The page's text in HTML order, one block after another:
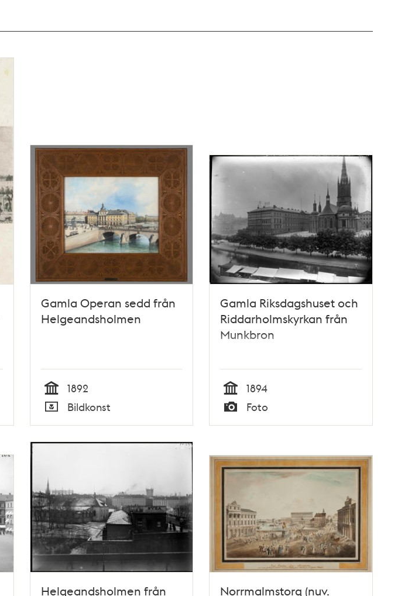
Gamla Operan sedd från
Helgeandsholmen
Tid
1892
Typ
Bildkonst
Gamla Riksdagshuset och
Riddarholmskyrkan från
Munkbron
Tid
1894
Typ
Foto
Helgeandsholmen från Norrmalmstorg (nuv.